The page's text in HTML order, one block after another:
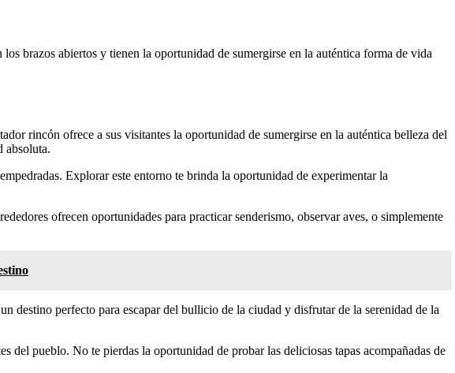
brazos abiertos y tienen la oportunidad de sumergirse en la auténtica forma de vida
rincón ofrece a sus visitantes la oportunidad de sumergirse en la auténtica belleza del
absoluta.
Explorar este entorno te brinda la oportunidad de experimentar la
ofrecen oportunidades para practicar senderismo, observar aves, o simplemente
destino perfecto para escapar del bullicio de la ciudad y disfrutar de la serenidad de la
del pueblo. No te pierdas la oportunidad de probar las deliciosas tapas acompañadas de